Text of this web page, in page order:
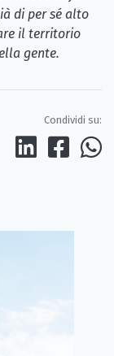
di per sé alto
il territorio
gente.
Condividi su: